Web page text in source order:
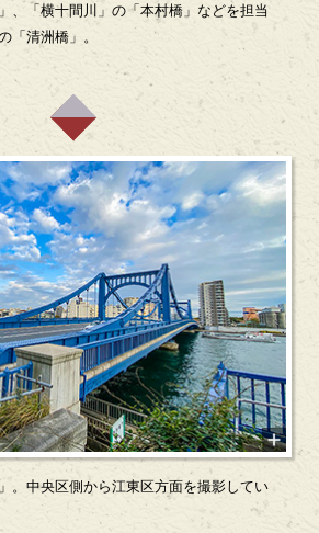
、「横十間川」の「本村橋」などを担当
「清洲橋」。
。中央区側から江東区方面を撮影してい